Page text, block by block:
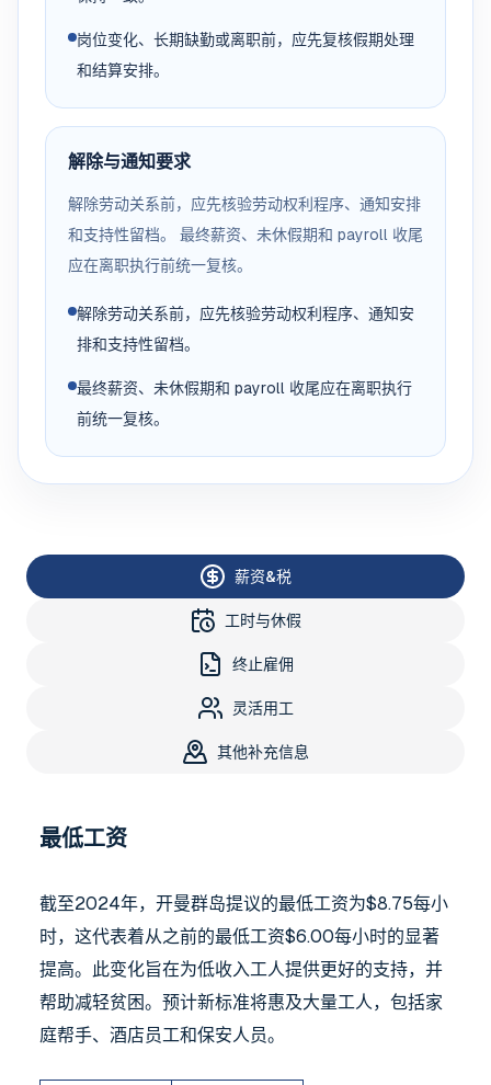
岗位变化、长期缺勤或离职前，应先复核假期处理
和结算安排。
解除与通知要求
解除劳动关系前，应先核验劳动权利程序、通知安排
和支持性留档。 最终薪资、未休假期和 payroll 收尾
应在离职执行前统一复核。
解除劳动关系前，应先核验劳动权利程序、通知安
排和支持性留档。
最终薪资、未休假期和 payroll 收尾应在离职执行
前统一复核。
薪资&税
工时与休假
终止雇佣
灵活用工
其他补充信息
最低工资
截至2024年，开曼群岛提议的最低工资为$8.75每小
时，这代表着从之前的最低工资$6.00每小时的显著
提高。此变化旨在为低收入工人提供更好的支持，并
帮助减轻贫困。预计新标准将惠及大量工人，包括家
庭帮手、酒店员工和保安人员。